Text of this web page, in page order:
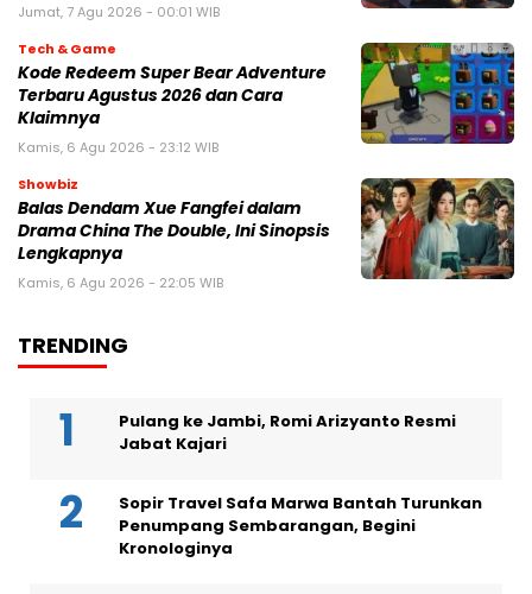
Jumat, 7 Agu 2026 - 00:01 WIB
Tech & Game
Kode Redeem Super Bear Adventure
Terbaru Agustus 2026 dan Cara
Klaimnya
Kamis, 6 Agu 2026 - 23:12 WIB
Showbiz
Balas Dendam Xue Fangfei dalam
Drama China The Double, Ini Sinopsis
Lengkapnya
Kamis, 6 Agu 2026 - 22:05 WIB
TRENDING
Pulang ke Jambi, Romi Arizyanto Resmi
Jabat Kajari
Sopir Travel Safa Marwa Bantah Turunkan
Penumpang Sembarangan, Begini
Kronologinya